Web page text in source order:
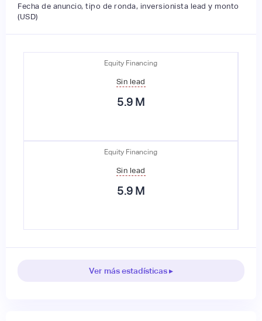
Fecha de anuncio, tipo de ronda, inversionista lead y monto
(USD)
Equity Financing
Sin lead
5.9 M
Equity Financing
Sin lead
5.9 M
Ver más estadísticas ▸